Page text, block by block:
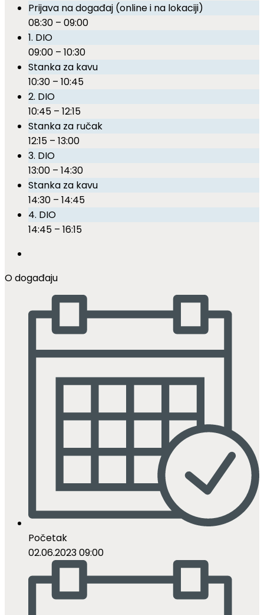
Prijava na događaj (online i na lokaciji)
08:30 – 09:00
1. DIO
09:00 – 10:30
Stanka za kavu
10:30 – 10:45
2. DIO
10:45 – 12:15
Stanka za ručak
12:15 – 13:00
3. DIO
13:00 – 14:30
Stanka za kavu
14:30 – 14:45
4. DIO
14:45 – 16:15
O događaju
Početak
02.06.2023 09:00